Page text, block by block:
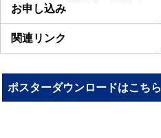
お申し込み
関連リンク
ポスターダウンロードはこちら